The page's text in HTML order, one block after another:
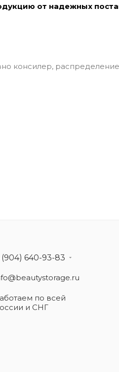
от надежных
консилер,
640-93-83
по всей
и СНГ